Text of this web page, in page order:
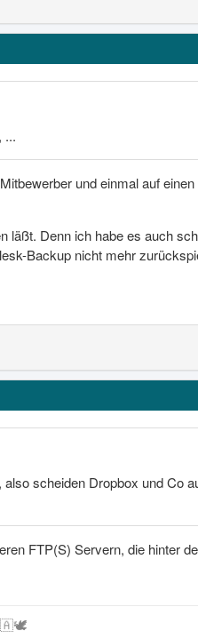
...
und einmal auf
läßt. Denn ich habe es auch
Backup nicht mehr
scheiden Dropbox und Co
FTP(S) Servern, die hinter
🇺🇦🕊️